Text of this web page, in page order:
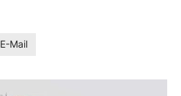
E-Mail